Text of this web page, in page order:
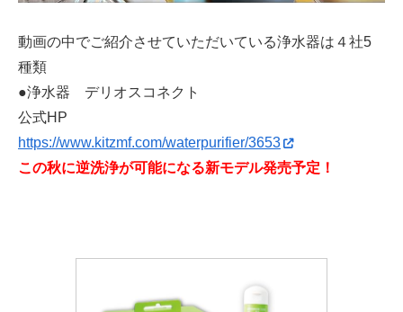
動画の中でご紹介させていただいている浄水器は４社5
種類
●浄水器 デリオスコネクト
公式HP
https://www.kitzmf.com/waterpurifier/3653
この秋に逆洗浄が可能になる新モデル発売予定！